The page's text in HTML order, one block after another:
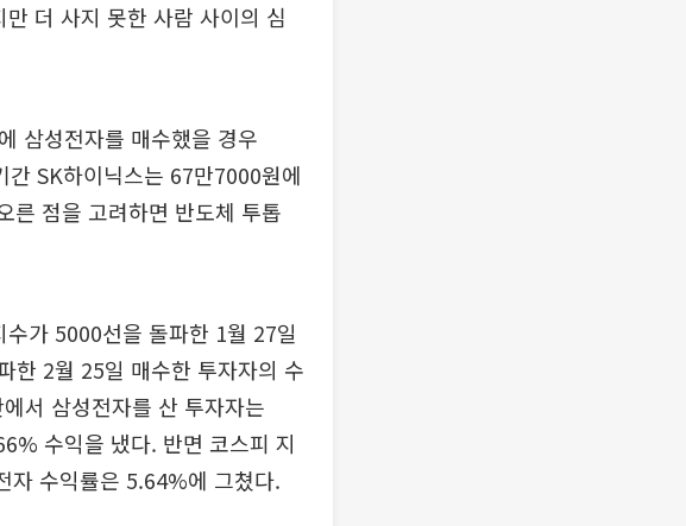
더 사지 못한 사람 사이의 심
삼성전자를 매수했을 경우
SK하이닉스는 67만7000원에
점을 고려하면 반도체 투톱
가 5000선을 돌파한 1월 27일
한 2월 25일 매수한 투자자의 수
서 삼성전자를 산 투자자는
수익을 냈다. 반면 코스피 지
자 수익률은 5.64%에 그쳤다.